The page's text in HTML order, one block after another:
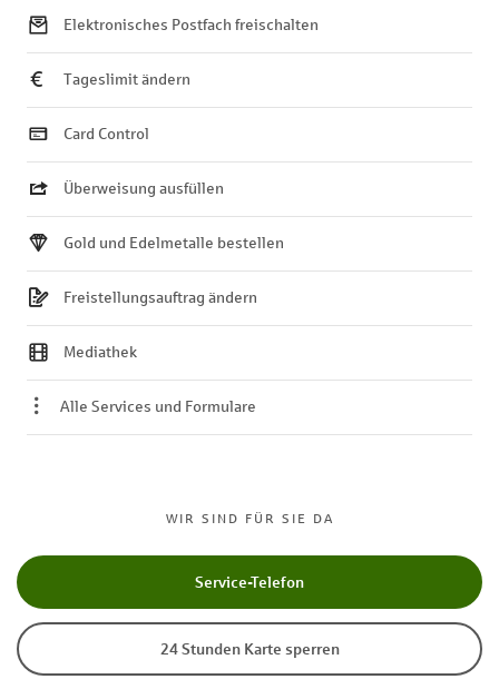
WIR SIND FÜR SIE DA
Service-Telefon
24 Stunden Karte sperren
Elektronisches Postfach freischalten
Tageslimit ändern
Card Control
Überweisung ausfüllen
Gold und Edelmetalle bestellen
Freistellungsauftrag ändern
Mediathek
Alle Services und Formulare